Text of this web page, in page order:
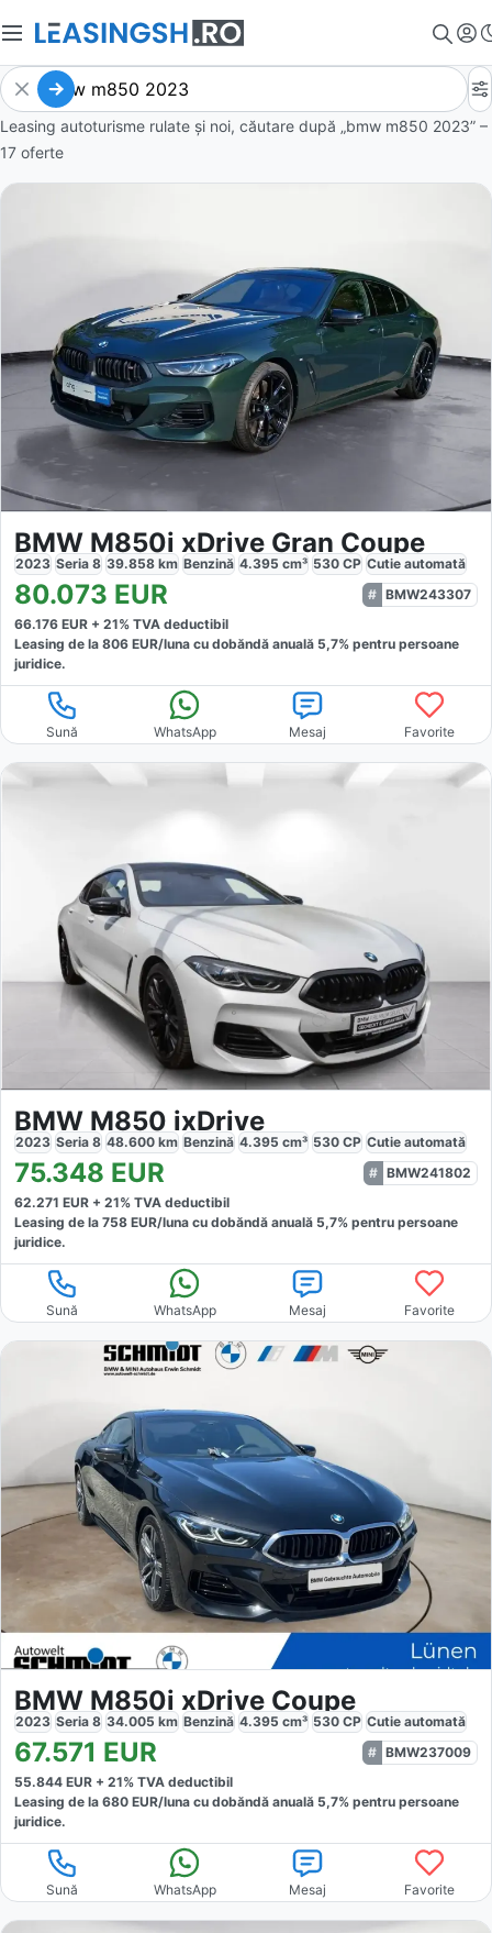
Leasing autoturisme rulate și noi, căutare după „bmw m850 2023” –
17 oferte
BMW M850i xDrive Gran Coupe
2023 Seria 8 39.858 km Benzină 4.395 cm³ 530 CP Cutie automată
80.073 EUR
BMW243307
66.176 EUR + 21% TVA deductibil
Leasing de la 806 EUR/luna cu dobăndă anuală 5,7% pentru persoane
juridice.
Sună WhatsApp Mesaj Favorite
BMW M850 ixDrive
2023 Seria 8 48.600 km Benzină 4.395 cm³ 530 CP Cutie automată
75.348 EUR
BMW241802
62.271 EUR + 21% TVA deductibil
Leasing de la 758 EUR/luna cu dobăndă anuală 5,7% pentru persoane
juridice.
Sună WhatsApp Mesaj Favorite
BMW M850i xDrive Coupe
2023 Seria 8 34.005 km Benzină 4.395 cm³ 530 CP Cutie automată
67.571 EUR
BMW237009
55.844 EUR + 21% TVA deductibil
Leasing de la 680 EUR/luna cu dobăndă anuală 5,7% pentru persoane
juridice.
Sună WhatsApp Mesaj Favorite